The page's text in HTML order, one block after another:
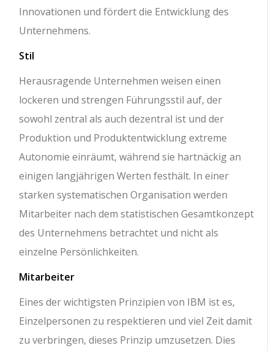
Innovationen und fördert die Entwicklung des
Unternehmens.
Stil
Herausragende Unternehmen weisen einen
lockeren und strengen Führungsstil auf, der
sowohl zentral als auch dezentral ist und der
Produktion und Produktentwicklung extreme
Autonomie einräumt, während sie hartnäckig an
einigen langjährigen Werten festhält. In einer
starken systematischen Organisation werden
Mitarbeiter nach dem statistischen Gesamtkonzept
des Unternehmens betrachtet und nicht als
einzelne Persönlichkeiten.
Mitarbeiter
Eines der wichtigsten Prinzipien von IBM ist es,
Einzelpersonen zu respektieren und viel Zeit damit
zu verbringen, dieses Prinzip umzusetzen. Dies